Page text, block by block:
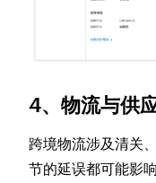
4、物流与供
跨境物流涉及清关
节的延误都可能影